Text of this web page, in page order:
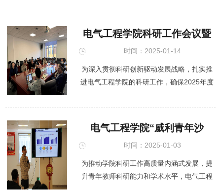
电气工程学院科研工作会议暨
国家自然科学基金申报经验分
时间：2025-01-14
为深入贯彻科研创新驱动发展战略，扎实推
进电气工程学院的科研工作，确保2025年度
进行，电气工程学院于2025年1月14日下午
电气工程学院“威利青年沙
龙”2024第7期成功召开
时间：2025-01-03
为推动学院科研工作高质量内涵式发展，提
升青年教师科研能力和学术水平，电气工程